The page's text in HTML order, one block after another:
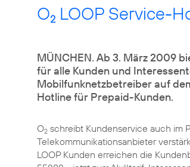
O2 LOOP Service-
MÜNCHEN. Ab 3. März 2009
für alle Kunden und
Mobilfunknetzbetreiber auf
Hotline für Prepaid-Kunden.
O2 schreibt Kundenservice auch im
Telekommunikationsanbieter
LOOP Kunden erreichen die